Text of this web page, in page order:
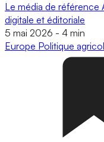
Le média de référence
digitale et éditoriale
5 mai 2026 - 4 min
Europe Politique